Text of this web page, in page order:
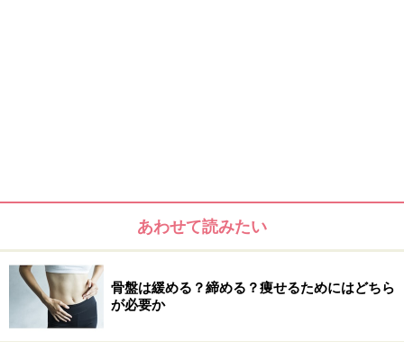
意外な盲点。家事の前かがみ姿勢
キーボードやマウスを使うデスクワークや料理、洗い物
をしている姿を想像してみてください。肩が前へ入り込
あわせて読みたい
骨盤は緩める？締める？痩せるためにはどちら
が必要か